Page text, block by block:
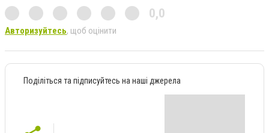
0,0
Авторизуйтесь, щоб оцінити
Поділіться та підписуйтесь на наші джерела